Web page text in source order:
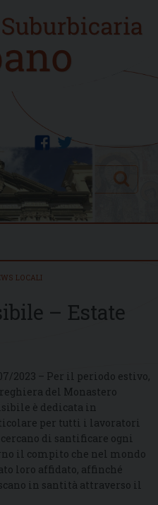
twitter
facebook
Search
LOCALI
– Estate
2023 – Per il periodo estivo,
del Monastero
è dedicata in
per tutti i lavoratori
cercano di santificare ogni
il compito che nel mondo
loro affidato, affinché
in santità attraverso il